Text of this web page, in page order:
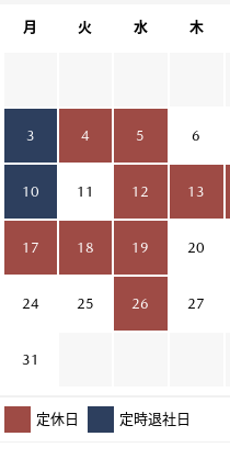
月 火 水 木
3 4 5 6
10 11 12 13
17 18 19 20
24 25 26 27
31
定休日 定時退社日